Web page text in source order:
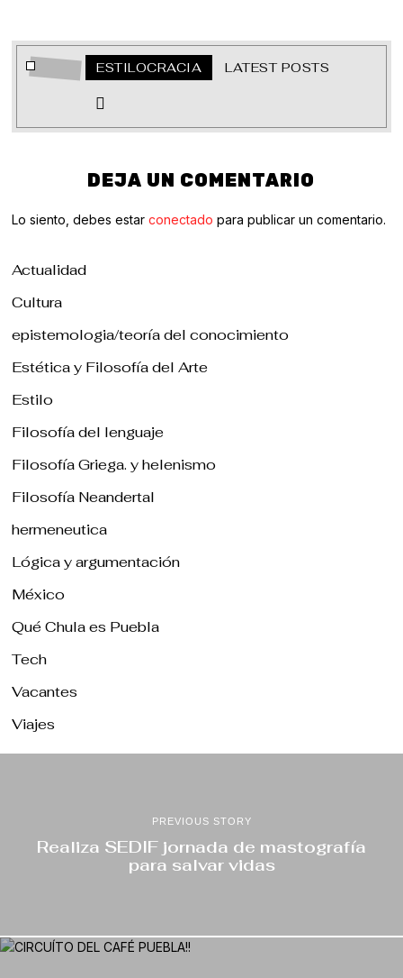
ESTILOCRACIA LATEST POSTS
DEJA UN COMENTARIO
Lo siento, debes estarconectado para publicar un comentario.
Actualidad
Cultura
epistemologia/teoría del conocimiento
Estética y Filosofía del Arte
Estilo
Filosofía del lenguaje
Filosofía Griega. y helenismo
Filosofía Neandertal
hermeneutica
Lógica y argumentación
México
Qué Chula es Puebla
Tech
Vacantes
Viajes
PREVIOUS STORY
Realiza SEDIF jornada de mastografía
para salvar vidas